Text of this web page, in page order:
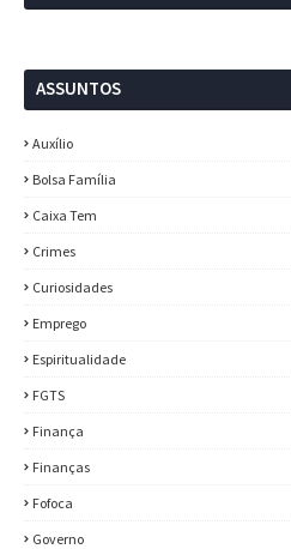
ASSUNTOS
Auxílio
Bolsa Família
Caixa Tem
Crimes
Curiosidades
Emprego
Espiritualidade
FGTS
Finança
Finanças
Fofoca
Governo